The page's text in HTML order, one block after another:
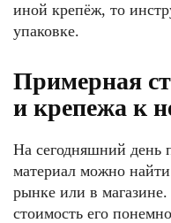
иной крепёж, то
упаковке.
Примерная
и крепежа к
На сегодняшний день
материал можно
рынке или в
стоимость его